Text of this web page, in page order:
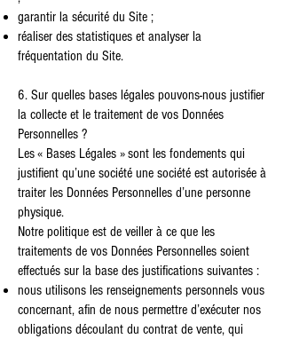
garantir la sécurité du Site ;
réaliser des statistiques et analyser la
fréquentation du Site.
6. Sur quelles bases légales pouvons-nous justifier
la collecte et le traitement de vos Données
Personnelles ?
Les « Bases Légales » sont les fondements qui
justifient qu’une société une société est autorisée à
traiter les Données Personnelles d’une personne
physique.
Notre politique est de veiller à ce que les
traitements de vos Données Personnelles soient
effectués sur la base des justifications suivantes :
nous utilisons les renseignements personnels vous
concernant, afin de nous permettre d’exécuter nos
obligations découlant du contrat de vente, qui